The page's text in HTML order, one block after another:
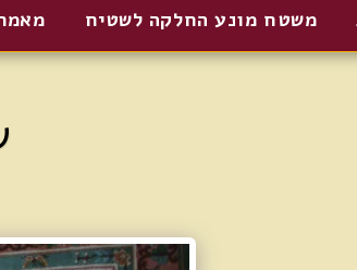
משטח מונע החלקה לשטיח